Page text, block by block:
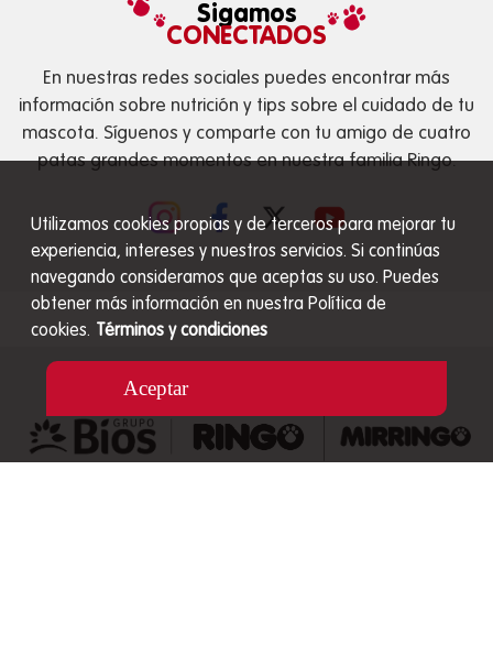
Utilizamos cookies propias y de terceros para mejorar tu
experiencia, intereses y nuestros servicios. Si continúas
navegando consideramos que aceptas su uso. Puedes
obtener más información en nuestra Política de
cookies. Términos y condiciones
Aceptar
Sigamos
CONECTADOS
En nuestras redes sociales puedes encontrar más
información sobre nutrición y tips sobre el cuidado de tu
mascota. Síguenos y comparte con tu amigo de cuatro
patas grandes momentos en nuestra familia Ringo.